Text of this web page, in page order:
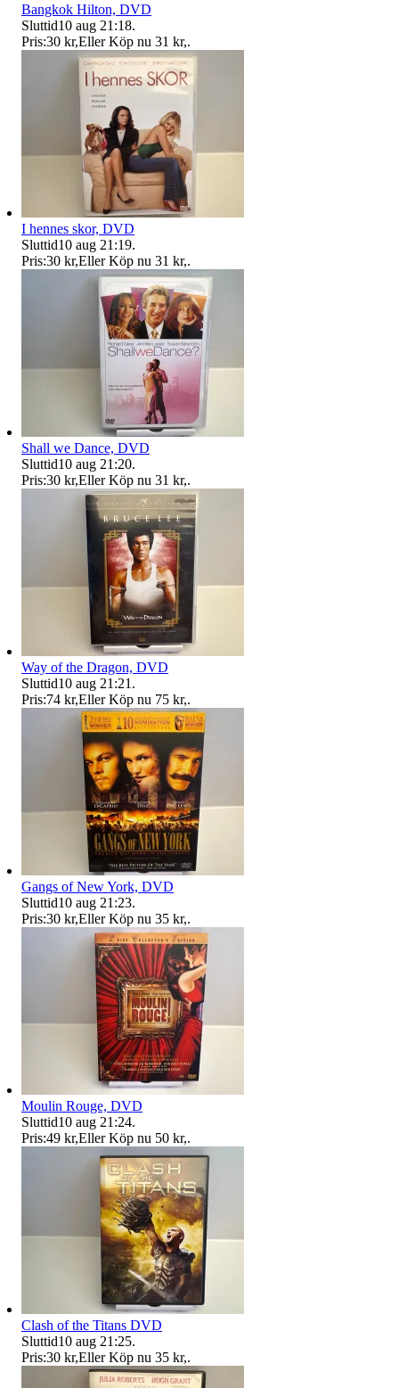
Bangkok Hilton, DVD
Sluttid10 aug 21:18.
Pris:30 kr,Eller Köp nu 31 kr,.
I hennes skor, DVD
Sluttid10 aug 21:19.
Pris:30 kr,Eller Köp nu 31 kr,.
Shall we Dance, DVD
Sluttid10 aug 21:20.
Pris:30 kr,Eller Köp nu 31 kr,.
Way of the Dragon, DVD
Sluttid10 aug 21:21 .
Pris:74 kr,Eller Köp nu 75 kr,.
Gangs of New York, DVD
Sluttid10 aug 21:23.
Pris:30 kr,Eller Köp nu 35 kr,.
Moulin Rouge, DVD
Sluttid10 aug 21:24.
Pris:49 kr,Eller Köp nu 50 kr,.
Clash of the Titans DVD
Sluttid10 aug 21:25.
Pris:30 kr,Eller Köp nu 35 kr,.